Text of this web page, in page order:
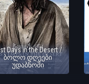
Days in the Desert /
ბოლო დღეები
უდაბნოში